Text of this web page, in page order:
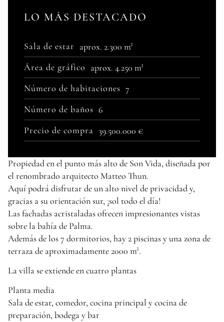
LO MÁS DESTACADO
Sala de estar aprox. 2.300 m²
Área de gráfico aprox. 4.250 m²
Número de habitaciones 7
Número de baños 6
Precio de compra 39.500.000 €
Propiedad en el punto más alto de Son Vida, diseñada por
el renombrado arquitecto Matteo Thun.
Aquí podrá disfrutar de un alto nivel de privacidad y,
gracias a su orientación sur, ¡sol todo el día!
Las fachadas acristaladas ofrecen impresionantes vistas
sobre la bahía de Palma.
Además de los 7 dormitorios, hay 2 piscinas y una zona de
terraza de aproximadamente 2000 m².
La villa se extiende en cuatro plantas
Planta media
Sala de estar, comedor, cocina principal y cocina de
preparación, bodega y bar